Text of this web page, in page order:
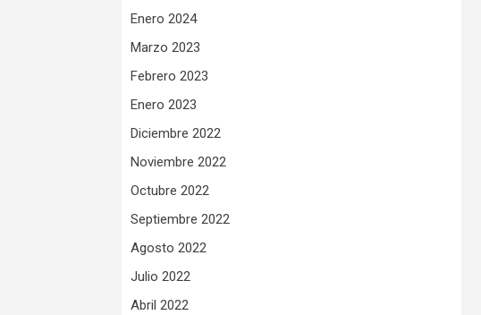
Enero 2024
Marzo 2023
Febrero 2023
Enero 2023
Diciembre 2022
Noviembre 2022
Octubre 2022
Septiembre 2022
Agosto 2022
Julio 2022
Abril 2022